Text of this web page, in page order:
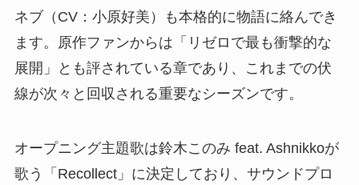
ネブ（CV：小原好美）も本格的に物語に絡んでき
ます。原作ファンからは「リゼロで最も衝撃的な
展開」とも評されている章であり、これまでの伏
線が次々と回収される重要なシーズンです。
オープニング主題歌は鈴木このみ feat. Ashnikkoが
歌う「Recollect」に決定しており、サウンドプロ